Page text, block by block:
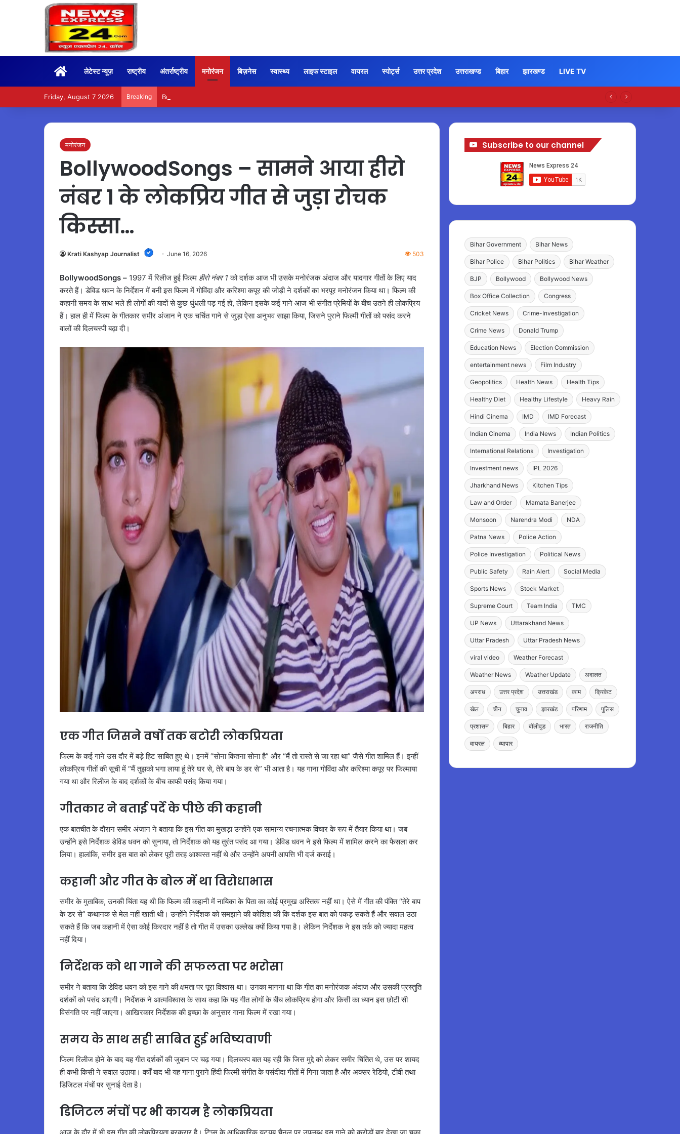
Homeलेटेस्ट न्यूज़ राष्ट्रीय अंतर्राष्ट्रीय मनोरंजन बिज़नेस स्वास्थ्य लाइफ स्टाइल वायरल स्पोर्ट्स उत्तर प्रदेश उत्तराखण्ड बिहार झारखण्ड LIVE TV
Friday, August 7 2026 Breaking BoxOffice – 15वें दिन भी कायम रही ‘जन नायकन’ की रफ्तार, 185 करोड़ के पार पहुंची कमाई…
मनोरंजन
BollywoodSongs – सामने आया हीरो
नंबर 1 के लोकप्रिय गीत से जुड़ा रोचक
किस्सा…
Krati Kashyap Journalist June 16, 2026 503
BollywoodSongs – 1997 में रिलीज हुई फिल्म हीरो नंबर 1 को दर्शक आज भी उसके मनोरंजक अंदाज और यादगार गीतों के लिए याद
करते हैं। डेविड धवन के निर्देशन में बनी इस फिल्म में गोविंदा और करिश्मा कपूर की जोड़ी ने दर्शकों का भरपूर मनोरंजन किया था। फिल्म की
कहानी समय के साथ भले ही लोगों की यादों से कुछ धुंधली पड़ गई हो, लेकिन इसके कई गाने आज भी संगीत प्रेमियों के बीच उतने ही लोकप्रिय
हैं। हाल ही में फिल्म के गीतकार समीर अंजान ने एक चर्चित गाने से जुड़ा ऐसा अनुभव साझा किया, जिसने पुराने फिल्मी गीतों को पसंद करने
वालों की दिलचस्पी बढ़ा दी।
एक गीत जिसने वर्षों तक बटोरी लोकप्रियता
फिल्म के कई गाने उस दौर में बड़े हिट साबित हुए थे। इनमें “सोना कितना सोना है” और “मैं तो रास्ते से जा रहा था” जैसे गीत शामिल हैं। इन्हीं
लोकप्रिय गीतों की सूची में “मैं तुझको भगा लाया हूं तेरे घर से, तेरे बाप के डर से” भी आता है। यह गाना गोविंदा और करिश्मा कपूर पर फिल्माया
गया था और रिलीज के बाद दर्शकों के बीच काफी पसंद किया गया।
गीतकार ने बताई पर्दे के पीछे की कहानी
एक बातचीत के दौरान समीर अंजान ने बताया कि इस गीत का मुखड़ा उन्होंने एक सामान्य रचनात्मक विचार के रूप में तैयार किया था। जब
उन्होंने इसे निर्देशक डेविड धवन को सुनाया, तो निर्देशक को यह तुरंत पसंद आ गया। डेविड धवन ने इसे फिल्म में शामिल करने का फैसला कर
लिया। हालांकि, समीर इस बात को लेकर पूरी तरह आश्वस्त नहीं थे और उन्होंने अपनी आपत्ति भी दर्ज कराई।
कहानी और गीत के बोल में था विरोधाभास
समीर के मुताबिक, उनकी चिंता यह थी कि फिल्म की कहानी में नायिका के पिता का कोई प्रमुख अस्तित्व नहीं था। ऐसे में गीत की पंक्ति “तेरे बाप
के डर से” कथानक से मेल नहीं खाती थी। उन्होंने निर्देशक को समझाने की कोशिश की कि दर्शक इस बात को पकड़ सकते हैं और सवाल उठा
सकते हैं कि जब कहानी में ऐसा कोई किरदार नहीं है तो गीत में उसका उल्लेख क्यों किया गया है। लेकिन निर्देशक ने इस तर्क को ज्यादा महत्व
नहीं दिया।
निर्देशक को था गाने की सफलता पर भरोसा
समीर ने बताया कि डेविड धवन को इस गाने की क्षमता पर पूरा विश्वास था। उनका मानना था कि गीत का मनोरंजक अंदाज और उसकी प्रस्तुति
दर्शकों को पसंद आएगी। निर्देशक ने आत्मविश्वास के साथ कहा कि यह गीत लोगों के बीच लोकप्रिय होगा और किसी का ध्यान इस छोटी सी
विसंगति पर नहीं जाएगा। आखिरकार निर्देशक की इच्छा के अनुसार गाना फिल्म में रखा गया।
समय के साथ सही साबित हुई भविष्यवाणी
फिल्म रिलीज होने के बाद यह गीत दर्शकों की जुबान पर चढ़ गया। दिलचस्प बात यह रही कि जिस मुद्दे को लेकर समीर चिंतित थे, उस पर शायद
ही कभी किसी ने सवाल उठाया। वर्षों बाद भी यह गाना पुराने हिंदी फिल्मी संगीत के पसंदीदा गीतों में गिना जाता है और अक्सर रेडियो, टीवी तथा
डिजिटल मंचों पर सुनाई देता है।
डिजिटल मंचों पर भी कायम है लोकप्रियता
Subscribe to our channel
Bihar Government Bihar News
Bihar Police Bihar Politics Bihar Weather
BJP Bollywood Bollywood News
Box Office Collection Congress
Cricket News Crime-Investigation
Crime News Donald Trump
Education News Election Commission
entertainment news Film Industry
Geopolitics Health News Health Tips
Healthy Diet Healthy Lifestyle Heavy Rain
Hindi Cinema IMD IMD Forecast
Indian Cinema India News Indian Politics
International Relations Investigation
Investment news IPL 2026
Jharkhand News Kitchen Tips
Law and Order Mamata Banerjee
Monsoon Narendra Modi NDA
Patna News Police Action
Police Investigation Political News
Public Safety Rain Alert Social Media
Sports News Stock Market
Supreme Court Team India TMC
UP News Uttarakhand News
Uttar Pradesh Uttar Pradesh News
viral video Weather Forecast
Weather News Weather Update अदालत
अपराध उत्तर प्रदेश उत्तराखंड काम क्रिकेट
खेल चीन चुनाव झारखंड परिणाम पुलिस
प्रशासन बिहार बॉलीवुड भारत राजनीति
वायरल व्यापार